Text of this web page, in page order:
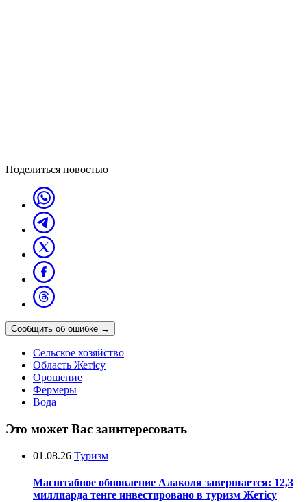
Поделиться новостью
Сообщить об ошибке →
Сельское хозяйство
Область Жетісу
Орошение
Фермеры
Вода
Это может Вас заинтересовать
01.08.26 Туризм
Масштабное обновление Алаколя завершается: 12,3
миллиарда тенге инвестировано в туризм Жетісу